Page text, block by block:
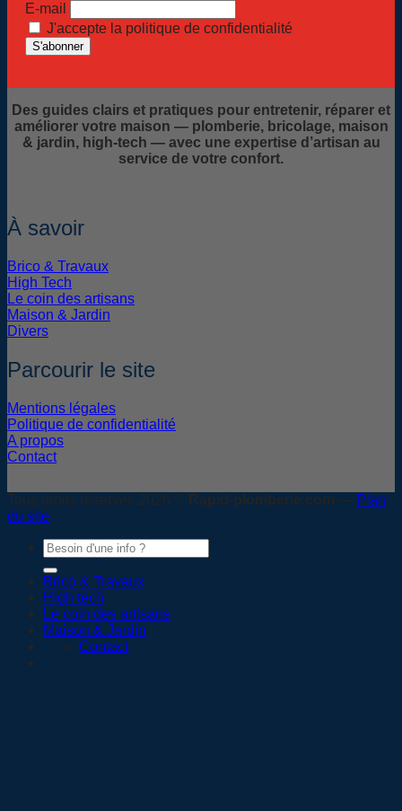
E-mail
J'accepte la politique de confidentialité
Des guides clairs et pratiques pour entretenir, réparer et
améliorer votre maison — plomberie, bricolage, maison
& jardin, high-tech — avec une expertise d’artisan au
service de votre confort.
À savoir
Brico & Travaux
High Tech
Le coin des artisans
Maison & Jardin
Divers
Parcourir le site
Mentions légales
Politique de confidentialité
A propos
Contact
Tous droits réservés 2026 © Rapid-plomberie.com — Plan
du site
Brico & Travaux
High tech
Le coin des artisans
Maison & Jardin
Contact